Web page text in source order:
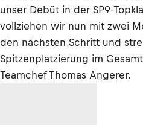
unser Debüt in der SP9-
vollziehen wir nun mit zwei
den nächsten Schritt und
Spitzenplatzierung im
Teamchef Thomas Angerer.